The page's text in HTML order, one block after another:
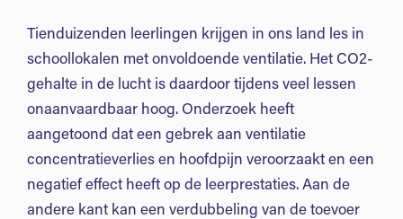
Tienduizenden leerlingen krijgen in ons land les in
schoollokalen met onvoldoende ventilatie. Het CO2-
gehalte in de lucht is daardoor tijdens veel lessen
onaanvaardbaar hoog. Onderzoek heeft
aangetoond dat een gebrek aan ventilatie
concentratieverlies en hoofdpijn veroorzaakt en een
negatief effect heeft op de leerprestaties. Aan de
andere kant kan een verdubbeling van de toevoer